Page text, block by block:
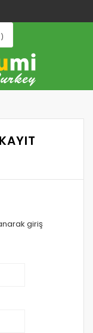
giriş